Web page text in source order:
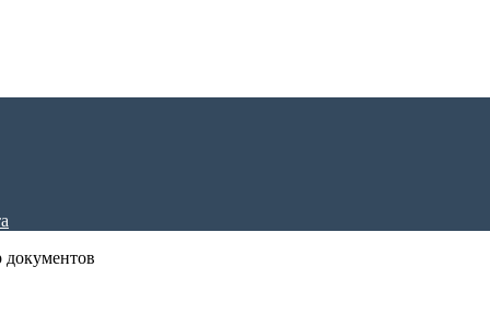
документов